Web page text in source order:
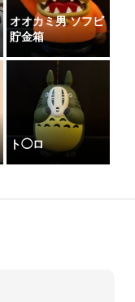
オオカミ男 ソフビ
貯金箱
ト◯ロ